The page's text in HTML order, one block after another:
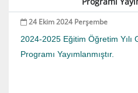
24 Ekim 2024 Perşembe
2024-2025 Eğitim Öğretim Yılı
Programı Yayımlanmıştır.